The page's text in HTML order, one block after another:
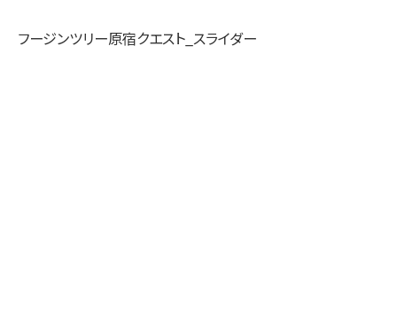
フージンツリー原宿クエスト_スライダー